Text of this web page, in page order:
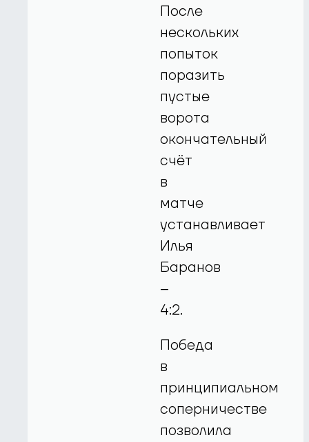
После
нескольких
попыток
поразить
пустые
ворота
окончательный
счёт
в
матче
устанавливает
Илья
Баранов
–
4:2.
Победа
в
принципиальном
соперничестве
позволила